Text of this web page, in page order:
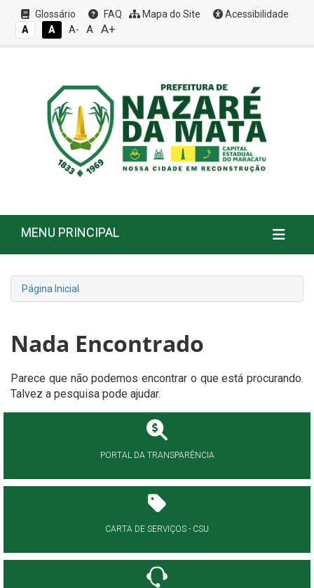
Glossário FAQ Mapa do Site
Acessibilidade
A
A A- A A+
MENU PRINCIPAL
Página Inicial
Nada Encontrado
Parece que não podemos encontrar o que está procurando.
Talvez a pesquisa pode ajudar.
PORTAL DA TRANSPARÊNCIA
CARTA DE SERVIÇOS - CSU